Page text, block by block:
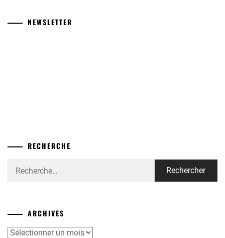
NEWSLETTER
RECHERCHE
ARCHIVES
Archives